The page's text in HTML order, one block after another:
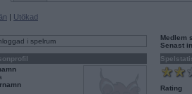
| Utökad
i spelrum
Medlem
Senast
Rating